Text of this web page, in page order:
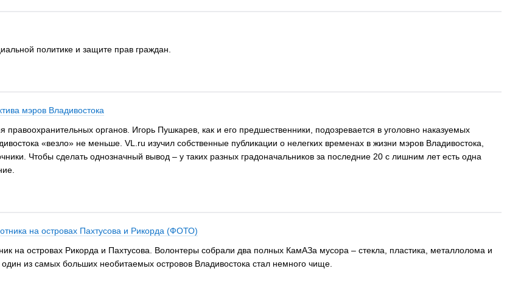
политике и защите прав граждан.
мэров Владивостока
органов. Игорь Пушкарев, как и его предшественники, подозревается в уголовно наказуемых
«везло» не меньше. VL.ru изучил собственные публикации о нелегких временах в жизни мэров Владивостока,
Чтобы сделать однозначный вывод – у таких разных градоначальников за последние 20 с лишним лет есть одна
на островах Пахтусова и Рикорда (ФОТО)
на островах Рикорда и Пахтусова. Волонтеры собрали два полных КамАЗа мусора – стекла, пластика, металлолома и
один из самых больших необитаемых островов Владивостока стал немного чище.